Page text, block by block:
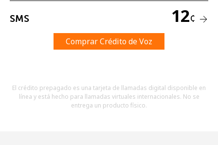
No se ha creado una contraseña
Mínimo 8 caracteres
Un caracter especial
SMS 12¢
Comprar Crédito de Voz
El crédito prepagado es una tarjeta de llamadas digital disponible en
línea y está hecho para llamadas virtuales internacionales. No se
entrega un producto físico.